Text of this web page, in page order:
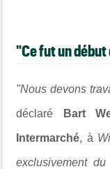
"Ce fut un
"Nous devons
déclaré Bart
Intermarché, à
exclusivement